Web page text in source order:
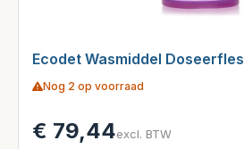
Ecodet Wasmiddel Doseerfles
Nog 2 op voorraad
€ 79,44excl. BTW